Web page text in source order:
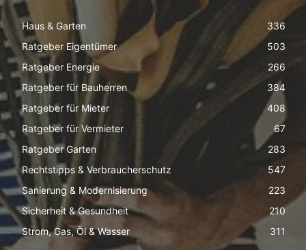
Haus & Garten
336
Ratgeber Eigentümer
503
Ratgeber Energie
266
Ratgeber für Bauherren
384
Ratgeber für Mieter
408
Ratgeber für Vermieter
67
Ratgeber Garten
283
Rechtstipps & Verbraucherschutz
547
Sanierung & Modernisierung
223
Sicherheit & Gesundheit
210
Strom, Gas, Öl & Wasser
311